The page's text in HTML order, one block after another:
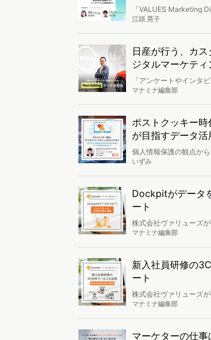
「VALUES Marketing
う意味を込めた、新し
データアナリスト人財
内のデータアナリスト
江頭 晃子
日産が行う、カスタマー理解のため
ジタルマーケティ
「アンケートやインタ
分析し、カスタマー理
マナミナ編集部
ポストクッキー
が目指すデータ
個人情報保護の観点か
において、データ統合
いけない市場環境やタ
取り組んでいることを
いずみ
Dockpitがデータ
ート
株式会社ヴァリューズ
会」も第3回目を迎え
ました。
マナミナ編集部
新入社員研修の
ート
株式会社ヴァリューズ
会」。2023年1月には
マナミナ編集部
マーケターの仕